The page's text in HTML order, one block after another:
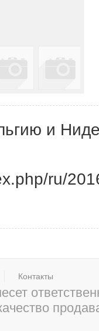
и
ru/
Контакты